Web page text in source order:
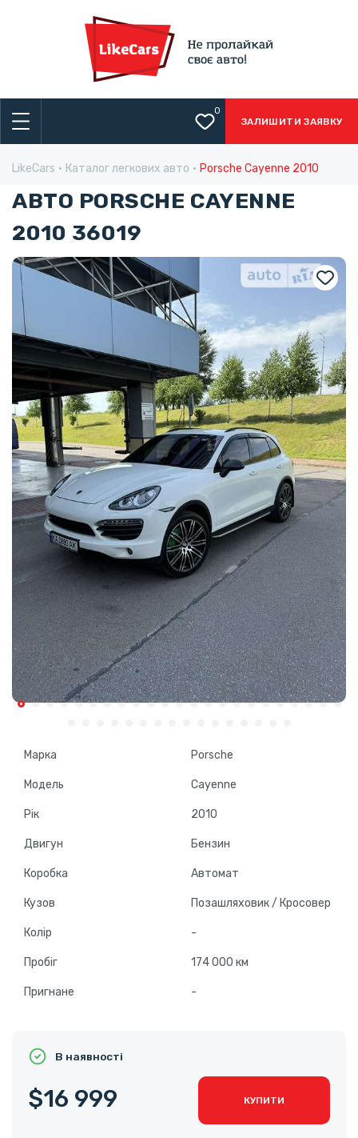
0
ЗАЛИШИТИ ЗАЯВКУ
LikeCars Каталог легкових авто Porsche Cayenne 2010
АВТО PORSCHE CAYENNE
2010 36019
Марка Porsche
Модель Cayenne
Рік 2010
Двигун Бензин
Коробка Автомат
Кузов Позашляховик / Кросовер
Колір -
Пробіг 174 000 км
Пригнане -
В наявності
$16 999 КУПИТИ